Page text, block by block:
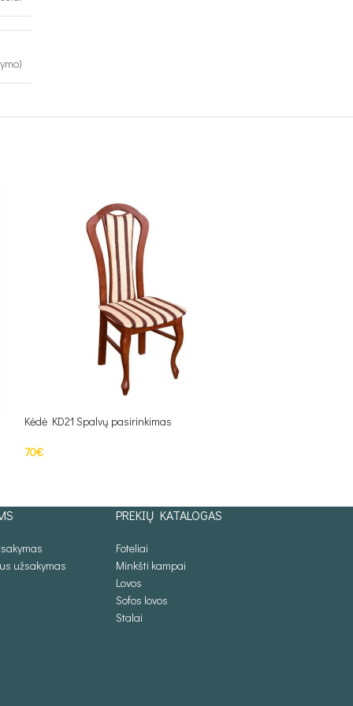
Kėdė KD21 Spalvų pasirinkimas
70€
užsakymas
PREKIŲ KATALOGAS
Foteliai
Minkšti kampai
Lovos
Sofos lovos
Stalai